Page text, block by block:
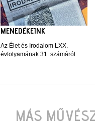
MENEDÉKEINK
Az Élet és Irodalom LXX.
évfolyamának 31. számáról
MÁS